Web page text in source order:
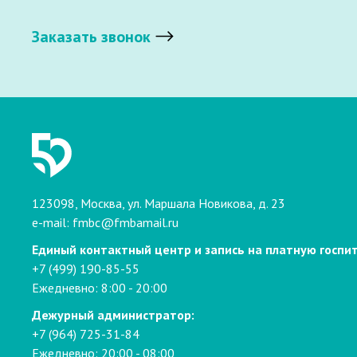
Заказать звонок
123098, Москва, ул. Маршала Новикова, д. 23
e-mail: fmbc@fmbamail.ru
Единый контактный центр и запись на платную
+7 (499) 190-85-55
Ежедневно: 8:00 - 20:00
Дежурный администратор:
+7 (964) 725-31-84
Ежедневно: 20:00 - 08:00